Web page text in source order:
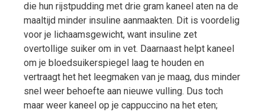
die hun rijstpudding met drie gram kaneel aten na de
maaltijd minder insuline aanmaakten. Dit is voordelig
voor je lichaamsgewicht, want insuline zet
overtollige suiker om in vet. Daarnaast helpt kaneel
om je bloedsuikerspiegel laag te houden en
vertraagt het het leegmaken van je maag, dus minder
snel weer behoefte aan nieuwe vulling. Dus toch
maar weer kaneel op je cappuccino na het eten;